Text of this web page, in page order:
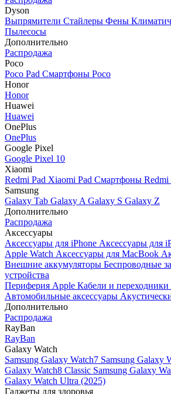
Dyson
Выпрямители Стайлеры Фены
Пылесосы
Дополнительно
Распродажа
Poco
Poco Pad Смартфоны Poco
Honor
Honor
Huawei
Huawei
OnePlus
OnePlus
Google Pixel
Google Pixel 10
Xiaomi
Redmi Pad Xiaomi Pad Смартфоны Redmi
Samsung
Galaxy Tab Galaxy A Galaxy S Galaxy Z
Дополнительно
Распродажа
Аксессуары
Аксессуары для iPhone Аксессуары для
Apple Watch Аксессуары для MacBook
Внешние аккумуляторы Беспроводные
устройства
Периферия Apple Кабели и переходники
Автомобильные аксессуары
Дополнительно
Распродажа
RayBan
RayBan
Galaxy Watch
Samsung Galaxy Watch7 Samsung Galaxy
Galaxy Watch8 Classic Samsung Galaxy
Galaxy Watch Ultra (2025)
Гаджеты для здоровья